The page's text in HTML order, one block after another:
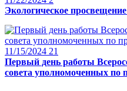
Экологическое
11/15/2024 21
Первый день работы
совета уполномоченных по